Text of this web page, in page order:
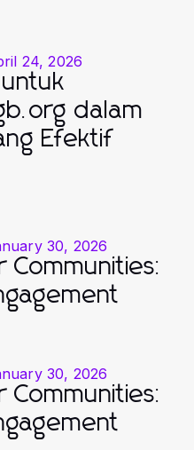
24, 2026
dalam
Efektif
30, 2026
Communities:
30, 2026
Communities: